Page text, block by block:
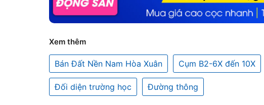
Xem thêm
Bán Đất Nền Nam Hòa Xuân Cụm B2-6X đến 10X
Đối diện trường học Đường thông